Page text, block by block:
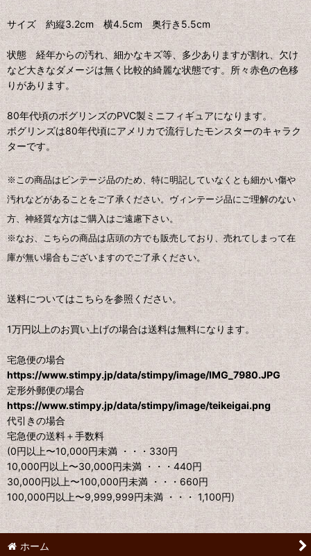
サイズ 約縦3.2cm 横4.5cm 奥行き5.5cm
状態 経年からの汚れ、細かなキズ等、多少ありますが割れ、欠け
など大きなダメージは無く比較的綺麗な状態です。所々赤色の色移
りがあります。
80年代頃のボグリンズのPVC製ミニフィギュアになります。
ボグリンズは80年代頃にアメリカで流行したモンスターのキャラク
ターです。
※この商品はビンテージ品のため、特に明記していなくとも細かい傷や
汚れなどがあることをご了承ください。ヴィンテージ品にご理解のない
方、神経質な方はご購入はご遠慮下さい。
※なお、こちらの商品は店頭の方でも販売しており、売れてしまって在
庫が無い場合もございますのでご了承ください。
送料についてはこちらを参照ください。
1万円以上のお買い上げの場合は送料は無料になります。
宅急便の場合
https://www.stimpy.jp/data/stimpy/image/IMG_7980.JPG
定形外郵便の場合
https://www.stimpy.jp/data/stimpy/image/teikeigai.png
代引きの場合
宅急便の送料＋手数料
(0円以上〜10,000円未満 ・・・330円
10,000円以上〜30,000円未満 ・・・440円
30,000円以上〜100,000円未満 ・・・660円
100,000円以上〜9,999,999円未満 ・・・ 1,100円)
ホーム